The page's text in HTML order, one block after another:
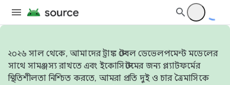
২০২৬ সাল থেকে, আমাদের ট্রাঙ্ক স্টেবল ডেভেলপমেন্ট মডেলের
সাথে সামঞ্জস্য রাখতে এবং ইকোসিস্টেমের জন্য প্ল্যাটফর্মের
স্থিতিশীলতা নিশ্চিত করতে, আমরা প্রতি দুই ও চার ত্রৈমাসিকে